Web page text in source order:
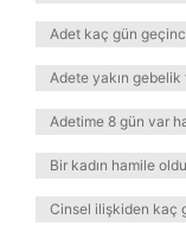
Adet kaç gün
Adete yakın gebelik
Adetime 8 gün var
Bir kadın hamile
Cinsel ilişkiden kaç